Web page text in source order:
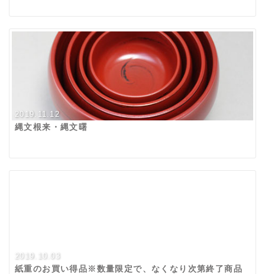
2019.11.12
縄文根来・縄文曙
2019.10.03
紙重のお買い得品※数量限定で、なくなり次第終了商品